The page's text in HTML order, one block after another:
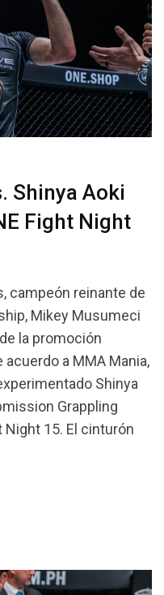
Shinya Aoki
Fight Night
campeón reinante de
Mikey Musumeci
la promoción
a MMA Mania,
Shinya
Grappling
Night 15. El cinturón